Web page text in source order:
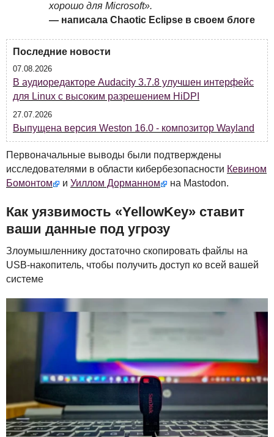
хорошо для Microsoft».
— написала Chaotic Eclipse в своем блоге
Последние новости
07.08.2026
В аудиоредакторе Audacity 3.7.8 улучшен интерфейс
для Linux с высоким разрешением HiDPI
27.07.2026
Выпущена версия Weston 16.0 - композитор Wayland
Первоначальные выводы были подтверждены
исследователями в области кибербезопасности Кевином
Бомонтом
и Уиллом Дорманном на Mastodon.
Как уязвимость «YellowKey» ставит
ваши данные под угрозу
Злоумышленнику достаточно скопировать файлы на
USB-накопитель, чтобы получить доступ ко всей вашей
системе